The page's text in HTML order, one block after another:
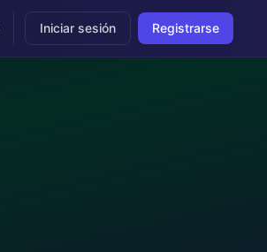
Iniciar sesión Registrarse